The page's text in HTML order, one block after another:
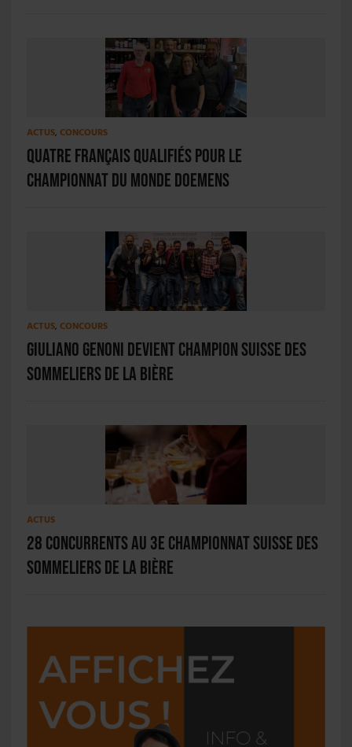
ACTUS, CONCOURS
Quatre français qualifiés pour le
Championnat du Monde Doemens
ACTUS, CONCOURS
Giuliano Genoni devient champion suisse des
sommeliers de la bière
ACTUS
28 concurrents au 3e championnat suisse des
sommeliers de la bière